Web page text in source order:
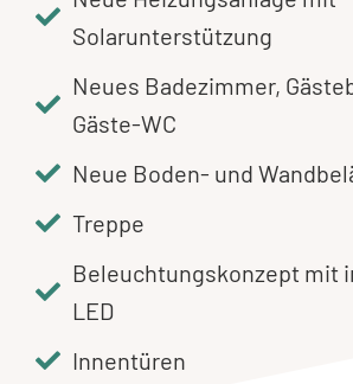
Solarunterstützung
Neues Badezimmer,
Gäste-WC
Neue Boden- und
Treppe
Beleuchtungskonzept mit
LED
Innentüren